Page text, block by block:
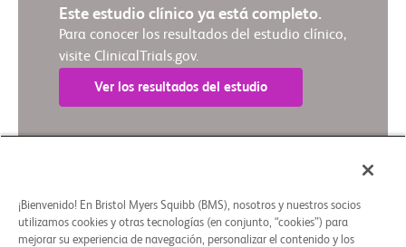
Este estudio clínico ya está completo.
Para conocer los resultados del estudio clínico,
visite ClinicalTrials.gov.
Ver los resultados del estudio
¡Bienvenido! En Bristol Myers Squibb (BMS), nosotros y nuestros socios
utilizamos cookies y otras tecnologías (en conjunto, “cookies”) para
mejorar su experiencia de navegación, personalizar el contenido y los